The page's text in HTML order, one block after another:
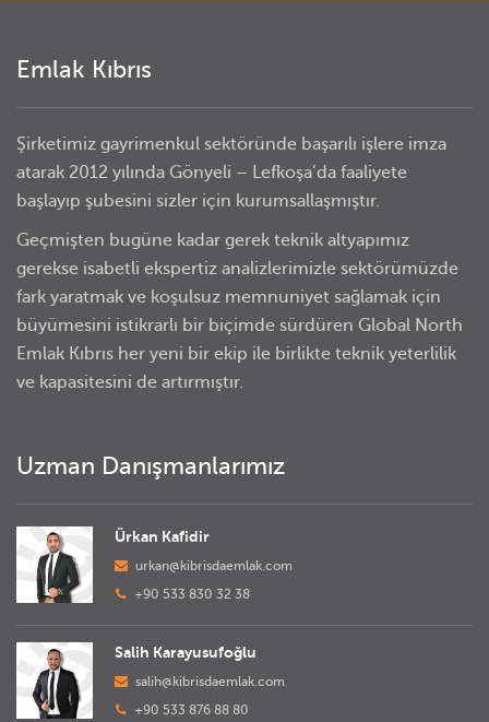
Emlak Kıbrıs
Şirketimiz gayrimenkul sektöründe başarılı işlere imza
atarak 2012 yılında Gönyeli – Lefkoşa’da faaliyete
başlayıp şubesini sizler için kurumsallaşmıştır.
Geçmişten bugüne kadar gerek teknik altyapımız
gerekse isabetli ekspertiz analizlerimizle sektörümüzde
fark yaratmak ve koşulsuz memnuniyet sağlamak için
büyümesini istikrarlı bir biçimde sürdüren Global North
Emlak Kıbrıs her yeni bir ekip ile birlikte teknik yeterlilik
ve kapasitesini de artırmıştır.
Uzman Danışmanlarımız
Ürkan Kafidir
urkan@kibrisdaemlak.com
+90 533 830 32 38
Salih Karayusufoğlu
salih@kibrisdaemlak.com
+90 533 876 88 80